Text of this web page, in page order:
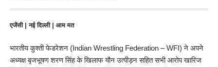
एजेंसी | नई दिल्ली | आम मत
भारतीय कुश्ती फेडरेशन (Indian Wrestling Federation – WFI) ने अपने
अध्यक्ष बृजभूषण शरण सिंह के खिलाफ यौन उत्पीड़न सहित सभी आरोप खारिज